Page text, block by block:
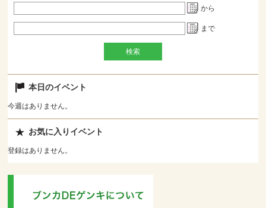
から
まで
本日のイベント
今週はありません。
お気に入りイベント
登録はありません。